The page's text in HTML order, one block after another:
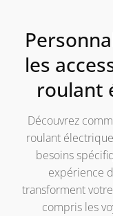
les
roulant
Découvrez
roulant
besoins
expérience
transforment
compris les